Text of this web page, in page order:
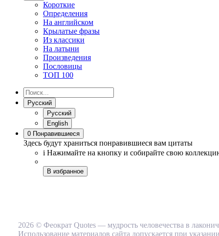
Короткие
Определения
На английском
Крылатые фразы
Из классики
На латыни
Произведения
Пословицы
ТОП 100
Русский
Русский
English
0 Понравившиеся
Здесь будут храниться понравившиеся вам цитаты
i Нажимайте на кнопку и собирайте свою
В избранное
2026 © Феократ Quotes — мудрость человечества в
Использование материалов сайта допускается при